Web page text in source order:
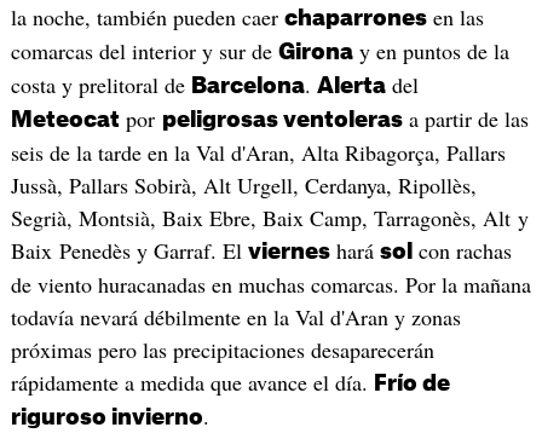
la noche, también pueden caer chaparronesen las
comarcas del interior y sur de Gironay en puntos de la
costa y prelitoral de Barcelona. Alertadel
Meteocatpor peligrosas ventolerasa partir de las
seis de la tarde en la Val d'Aran, Alta Ribagorça, Pallars
Jussà, Pallars Sobirà, Alt Urgell, Cerdanya, Ripollès,
Segrià, Montsià, Baix Ebre, Baix Camp, Tarragonès, Alt y
Baix Penedès y Garraf. El vierneshará sol con rachas
de viento huracanadas en muchas comarcas. Por la mañana
todavía nevará débilmente en la Val d'Aran y zonas
próximas pero las precipitaciones desaparecerán
rápidamente a medida que avance el día.
Frío de
riguroso invierno.